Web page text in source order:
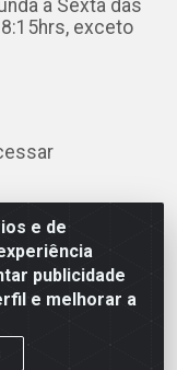
e de
publicidade
e melhorar a
a Sexta das
exceto
Leite, 265 - Ariado,
000 - CNPJ